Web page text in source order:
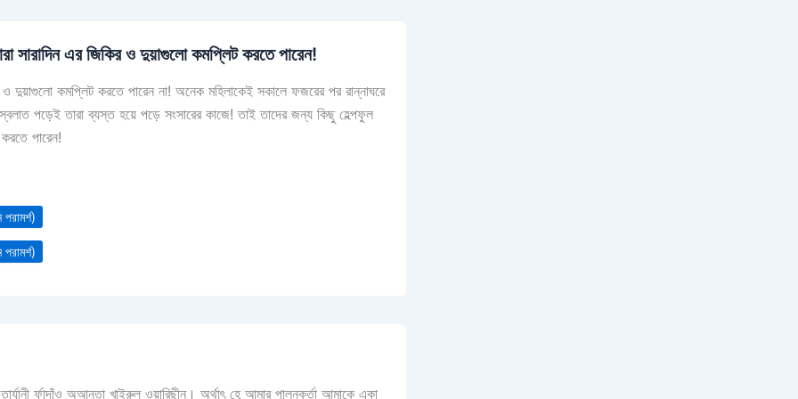
সারাদিন এর জিকির ও দুয়াগুলো কমপ্লিট করতে পারেন!
দুয়াগুলো কমপ্লিট করতে পারেন না! অনেক মহিলাকেই সকালে ফজরের পর রান্নাঘরে
পড়েই তারা ব্যস্ত হয়ে পড়ে সংসারের কাজে! তাই তাদের জন্য কিছু হেল্পফুল
পারেন!
পরামর্শ)
পরামর্শ)